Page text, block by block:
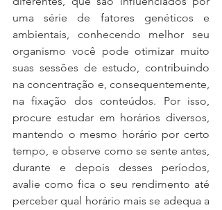
uma série de fatores genéticos e
ambientais, conhecendo melhor seu
organismo você pode otimizar muito
suas sessões de estudo, contribuindo
na concentração e, consequentemente,
na fixação dos conteúdos. Por isso,
procure estudar em horários diversos,
mantendo o mesmo horário por certo
tempo, e observe como se sente antes,
durante e depois desses períodos,
avalie como fica o seu rendimento até
perceber qual horário mais se adequa a